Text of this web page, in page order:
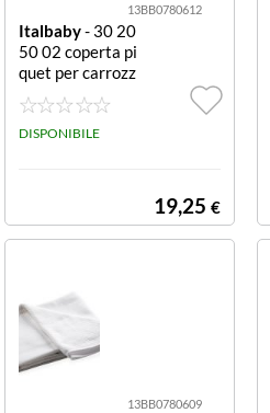
13BB0780612
Italbaby- 30 20
50 02 coperta pi
quet per carrozz
ina azzurro Cop
erta carrozzina I
talbaby 30 205
DISPONIBILE
19,25 €
13BB0780609